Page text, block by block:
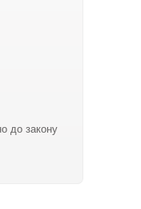
до закону